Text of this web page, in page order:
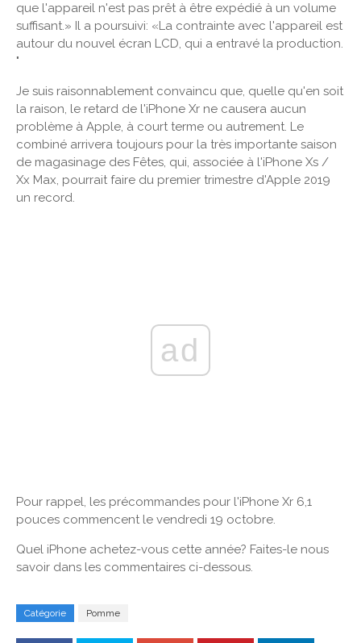
que l'appareil n'est pas prêt à être expédié à un volume
suffisant.» Il a poursuivi: «La contrainte avec l'appareil est
autour du nouvel écran LCD, qui a entravé la production.
"
Je suis raisonnablement convaincu que, quelle qu'en soit
la raison, le retard de l'iPhone Xr ne causera aucun
problème à Apple, à court terme ou autrement. Le
combiné arrivera toujours pour la très importante saison
de magasinage des Fêtes, qui, associée à l'iPhone Xs /
Xx Max, pourrait faire du premier trimestre d'Apple 2019
un record.
ad
Pour rappel, les précommandes pour l'iPhone Xr 6,1
pouces commencent le vendredi 19 octobre.
Quel iPhone achetez-vous cette année? Faites-le nous
savoir dans les commentaires ci-dessous.
Catégorie Pomme